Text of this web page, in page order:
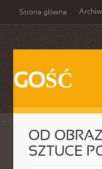
Strona główna
GOŚĆ
OD
SZTUCE